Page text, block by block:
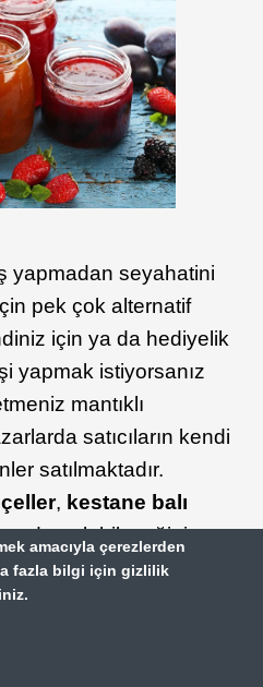
yapmadan seyahatini
pek çok alternatif
için ya da hediyelik
yapmak istiyorsanız
mantıklı
satıcıların kendi
satılmaktadır.
, kestane balı
alabileceğiniz
hatıra ve hediyelik
tercih edebileceğiniz
amacıyla çerezlerden
fazla bilgi için gizlilik